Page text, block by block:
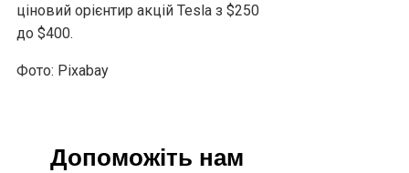
ціновий орієнтир акцій Tesla з $250
до $400.
Фото: Pixabay
Допоможіть нам